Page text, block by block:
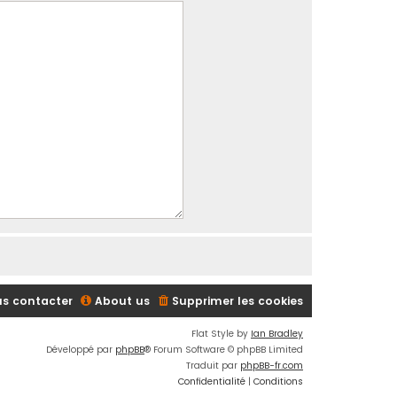
Supprimer les cookies
About us
contacter
Flat Style by Ian Bradley
Développé par phpBB® Forum Software © phpBB Limited
Traduit par phpBB-fr.com
Confidentialité | Conditions